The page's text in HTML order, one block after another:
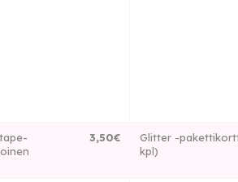
3,50€
Glitter -
kpl)